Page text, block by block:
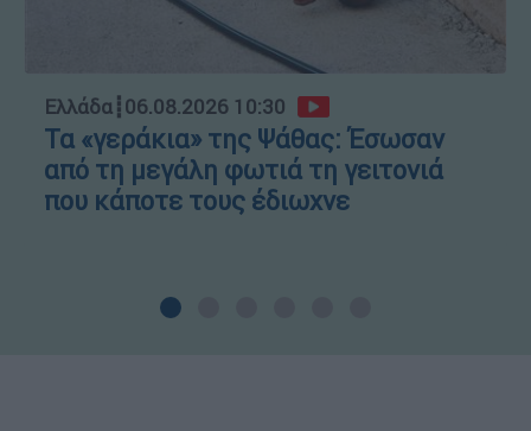
Ελλάδα┋06.08.2026 10:30
Τα «γεράκια» της Ψάθας: Έσωσαν
από τη μεγάλη φωτιά τη γειτονιά
που κάποτε τους έδιωχνε